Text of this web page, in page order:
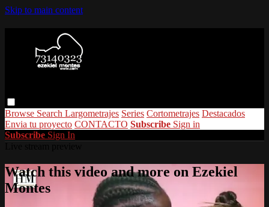
Skip to main content
Browse Search Largometrajes Series Cortometrajes Destacados
Envia tu proyecto CONTACTO Subscribe Sign in
Subscribe Sign In
Watch this video and more on Ezekiel
Montes